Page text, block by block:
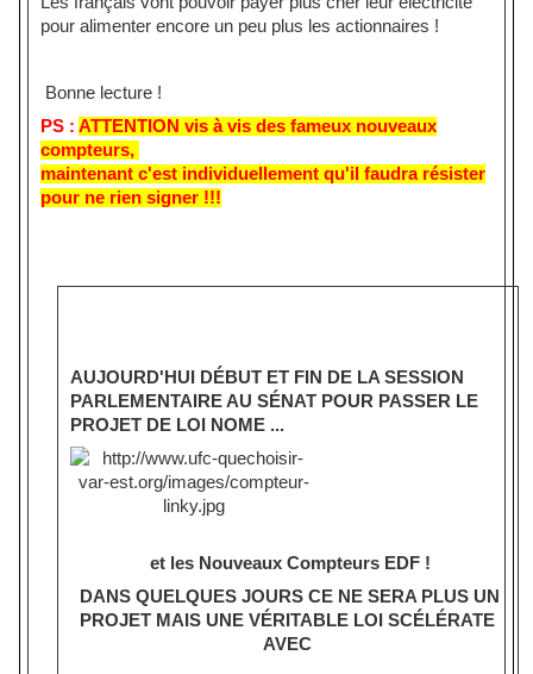
pour alimenter encore un peu plus les actionnaires !
Bonne lecture !
PS : ATTENTION vis à vis des fameux nouveaux
compteurs,
maintenant c'est individuellement qu'il faudra résister
pour ne rien signer !!!
AUJOURD'HUI DÉBUT ET FIN DE LA SESSION
PARLEMENTAIRE AU SÉNAT POUR PASSER LE
PROJET DE LOI NOME ...
et les Nouveaux Compteurs EDF !
DANS QUELQUES JOURS CE NE SERA PLUS UN
PROJET MAIS UNE VÉRITABLE LOI SCÉLÉRATE
AVEC